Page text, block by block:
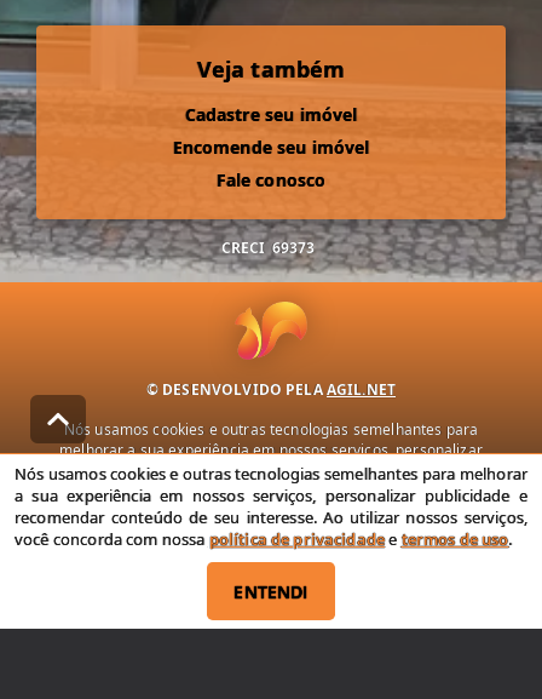
Veja também
Cadastre seu imóvel
Encomende seu imóvel
Fale conosco
CRECI 69373
© DESENVOLVIDO PELAAGIL.NET
Nós usamos cookies e outras tecnologias semelhantes para
melhorar a sua experiência em nossos serviços, personalizar
publicidade e recomendar conteúdo de seu interesse. Ao utilizar
nossos serviços, você concorda com nossa política de privacidade e
termos de uso.
Política de Privacidade Termos de uso
Nós usamos cookies e outras tecnologias semelhantes para melhorar
a sua experiência em nossos serviços, personalizar publicidade e
recomendar conteúdo de seu interesse. Ao utilizar nossos serviços,
você concorda com nossa política de privacidadeetermos de uso.
ENTENDI